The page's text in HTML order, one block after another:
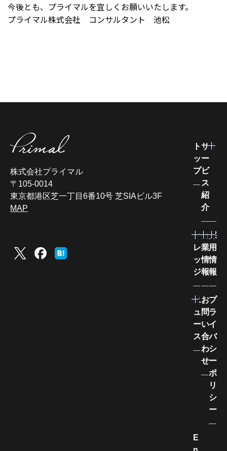
今後とも、プライマルを宜しくお願いいたします。
プライマル株式会社 コンサルタント 池松
株式会社プライマル
〒105-0014
東京都港区芝一丁目6番10号 芝SIAビル3F
MAP
ト
ッ
プ
サ
ー
ビ
ス
紹
介
ナ
レ
ッ
ジ
企
業
情
報
採
用
情
報
ニ
ュ
ー
ス
お
問
い
合
わ
せ
プ
ラ
イ
バ
シ
ー
ポ
リ
シ
ー
E